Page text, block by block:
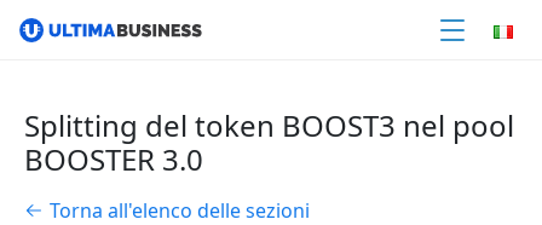
Splitting del token BOOST3 nel pool
BOOSTER 3.0
Torna all'elenco delle sezioni